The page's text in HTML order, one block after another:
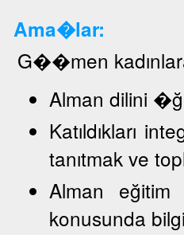
Ama�lar:
G��men
Alman dilini
Katıldıkları
tanıtmak ve
Alman
konusunda